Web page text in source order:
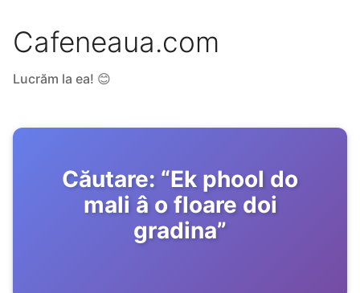
Cafeneaua.com
Lucrăm la ea! 😊
Căutare: “Ek phool do
mali â o floare doi
gradina”